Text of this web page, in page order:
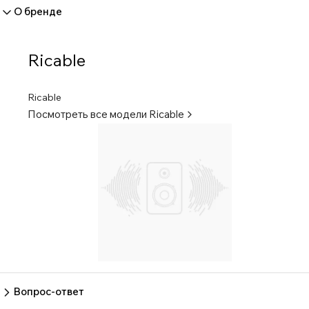
КОПЕР/ТЕЛЛУРИЕВЫЕ КОННЕКТОРЫ НА 20%
медно-теллурового сплава с расширяющейся системой
зажима горячего полюса и кольца заземления. Эти
на 20% по сравнению с обычными латунными
разъемами. Золотое покрытие 24 карата, нанесенное
поддерживаемая двойным экранированием с помощью
медной спирали OFC и алюминиевой/миларовой
фольги, закрывает все аудиочастоты от EMI/RFI помех.
Благодаря использованию исключительного сырья
Magnus Signal обладает сверхнормативной гибкостью,
О бренде
Ricable
Ricable
Посмотреть все модели Ricable
Вопрос-ответ